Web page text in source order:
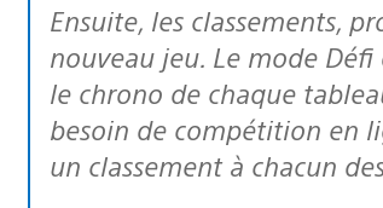
Ensuite, les classements, probablement le plus gros changement de code du
nouveau jeu. Le mode
le chrono de chaque
besoin de compétition en
un classement à chacun